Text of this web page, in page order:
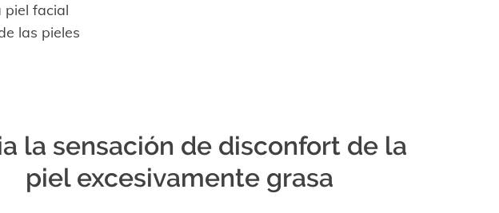
piel facial
las pieles
la sensación de disconfort de la
piel excesivamente grasa